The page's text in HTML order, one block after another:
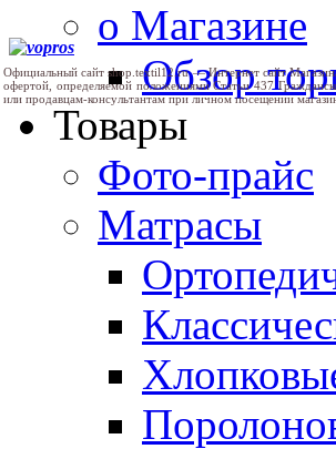
о Магазине
Обзор
Товары
Фото-прайс
Матрасы
Официальный сайт shop.textil12.ru — Интернет сайт
офертой, определяемой положениями Статьи 437
или продавцам-консультантам при личном посещении